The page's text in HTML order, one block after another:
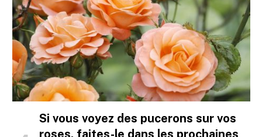
Si vous voyez des pucerons sur vos
roses, faites-le dans les prochaines